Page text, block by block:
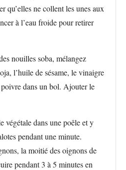
qu’elles ne collent les unes aux
à l’eau froide pour retirer
nouilles soba, mélangez
l’huile de sésame, le vinaigre
dans un bol. Ajouter le
végétale dans une poêle et y
pendant une minute.
la moitié des oignons de
pendant 3 à 5 minutes en